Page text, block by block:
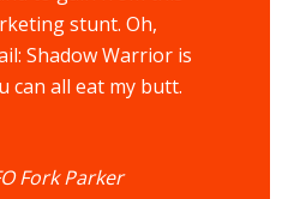
stunt. Oh,
Shadow Warrior is
can all eat my butt.
Fork Parker